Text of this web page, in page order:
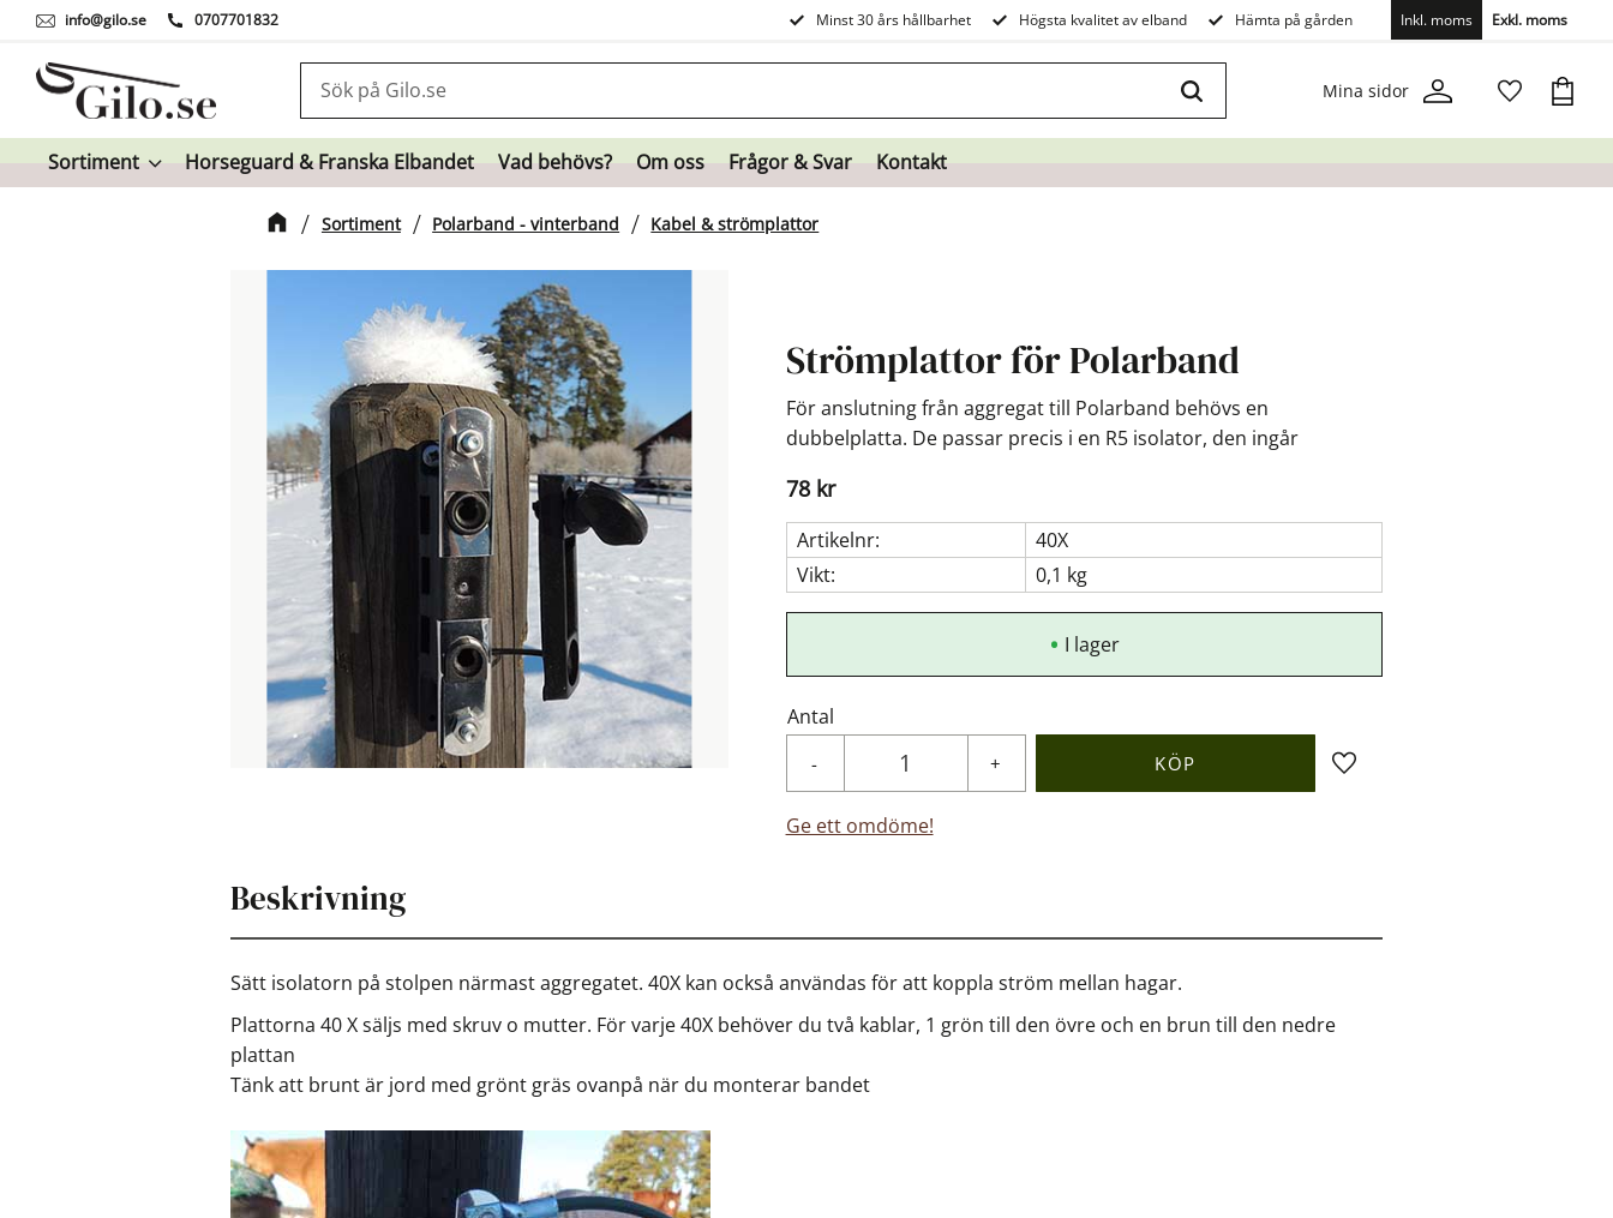
info@gilo.se 0707701832 Minst 30 års hållbarhet Högsta kvalitet av elband Hämta på gården Inkl. moms Exkl. moms
Mina sidor Favoriter
Sortiment Horseguard & Franska Elbandet Vad behövs? Om oss Frågor & Svar Kontakt
Sortiment Polarband - vinterband Kabel & strömplattor
Strömplattor för Polarband
För anslutning från aggregat till Polarband behövs en
dubbelplatta. De passar precis i en R5 isolator, den ingår
78kr
Antal
+
- KÖP Lägg till i favoriter
I lager
Artikelnr
40X
Vikt
0,1 kg
Ge ett omdöme!
Beskrivning
Sätt isolatorn på stolpen närmast aggregatet. 40X kan också användas för att koppla ström mellan hagar.
Plattorna 40 X säljs med skruv o mutter. För varje 40X behöver du två kablar, 1 grön till den övre och en brun till den nedre
plattan
Tänk att brunt är jord med grönt gräs ovanpå när du monterar bandet